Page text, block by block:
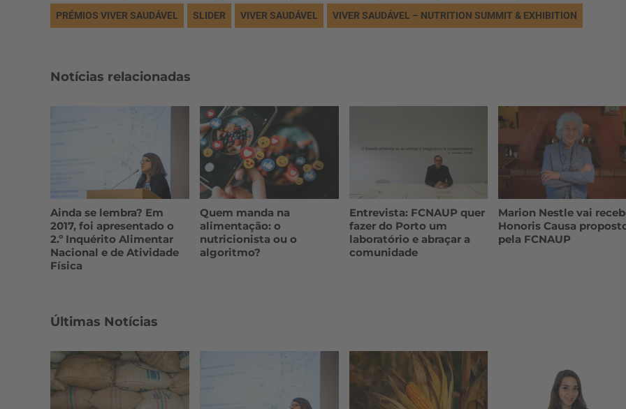
PRÉMIOS VIVER SAUDÁVEL SLIDER VIVER SAUDÁVEL VIVER SAUDÁVEL – NUTRITION SUMMIT & EXHIBITION
Notícias relacionadas
Ainda se lembra? Em
2017, foi apresentado o
2.º Inquérito Alimentar
Nacional e de Atividade
Física
Quem manda na
alimentação: o
nutricionista ou o
algoritmo?
Entrevista: FCNAUP quer
fazer do Porto um
laboratório e abraçar a
comunidade
Marion Nestle vai
Honoris Causa
pela FCNAUP
Últimas Notícias